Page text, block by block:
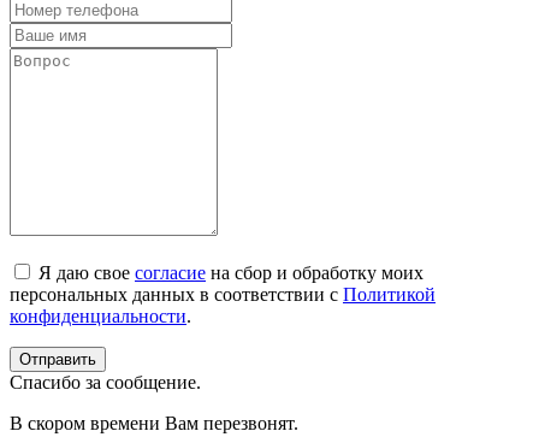
Я даю свое согласие на сбор и обработку моих
персональных данных в соответствии с Политикой
конфиденциальности.
Спасибо за сообщение.
В скором времени Вам перезвонят.